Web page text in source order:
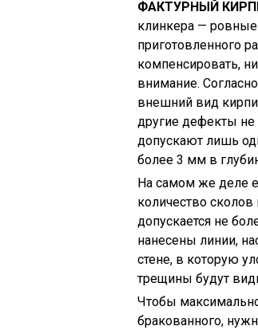
ФАКТУРНЫЙ
клинкера —
приготовленного
компенсировать,
внимание.
внешний вид
другие дефекты не
допускают лишь
более 3 мм в
На самом же деле
количество
допускается не
нанесены линии,
стене, в которую
трещины будут
Чтобы
бракованного,